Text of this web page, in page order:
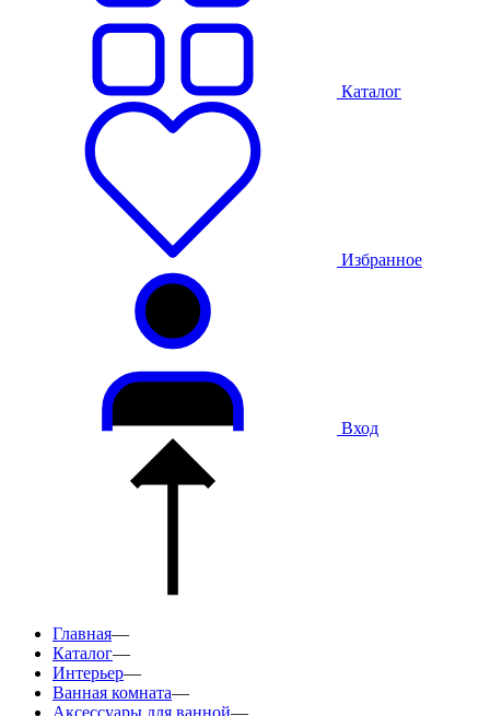
Каталог
Избранное
Вход
Главная—
Каталог—
Интерьер—
Ванная комната—
Аксессуары для ванной—